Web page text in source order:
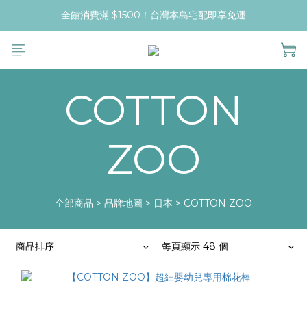
全館消費滿 $1500！台灣本島宅配即享免運
COTTON
ZOO
全部商品 > 品牌地圖 > 日本 > COTTON ZOO
商品排序 每頁顯示 48 個